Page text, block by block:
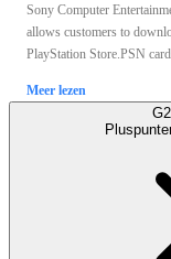
Sony Computer
allows customers to
PlayStation Store.PSN
Meer lezen